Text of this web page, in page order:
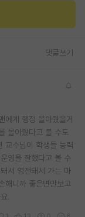
댓글쓰기
에게 행정 몰아줬을거
몰아줬다고 볼 수도
교수님이 학생들 능력
영을 잘했다고 볼 수
서 영전돼서 가는 마
해니까 좋은면만보고
.